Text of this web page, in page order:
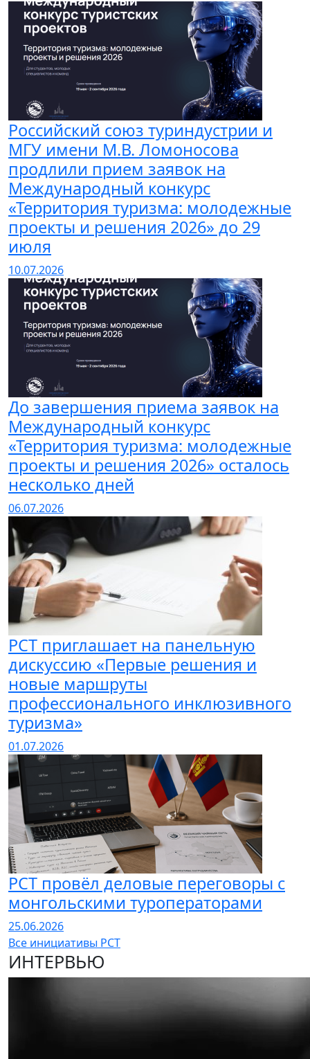
Российский союз туриндустрии и
МГУ имени М.В. Ломоносова
продлили прием заявок на
Международный конкурс
«Территория туризма: молодежные
проекты и решения 2026» до 29
июля
10.07.2026
До завершения приема заявок на
Международный конкурс
«Территория туризма: молодежные
проекты и решения 2026» осталось
несколько дней
06.07.2026
РСТ приглашает на панельную
дискуссию «Первые решения и
новые маршруты
профессионального инклюзивного
туризма»
01.07.2026
РСТ провёл деловые переговоры с
монгольскими туроператорами
25.06.2026
Все инициативы РСТ
ИНТЕРВЬЮ